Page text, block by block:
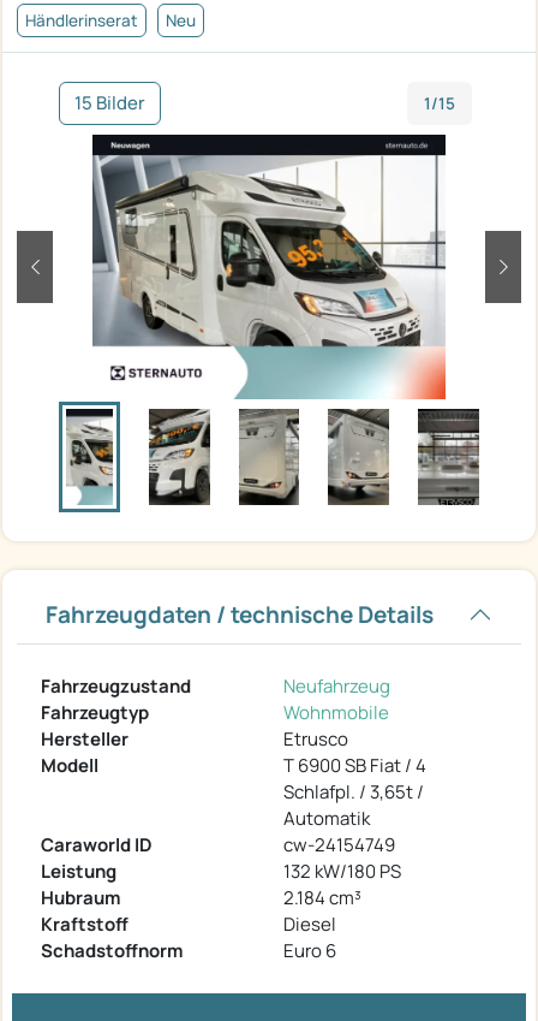
Händlerinserat Neu
15 Bilder 1/15
zurück
Fahrzeugdaten / technische Details
Fahrzeugzustand
Neufahrzeug
Fahrzeugtyp
Wohnmobile
Hersteller
Etrusco
Modell
T 6900 SB Fiat / 4
Schlafpl. / 3,65t /
Automatik
Caraworld ID
cw-24154749
Leistung
132 kW/180 PS
Hubraum
2.184 cm³
Kraftstoff
Diesel
Schadstoffnorm
Euro 6